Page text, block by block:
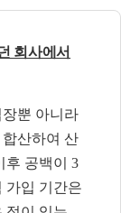
회사에서
뿐 아니라
산하여 산
공백이 3
가입 기간은